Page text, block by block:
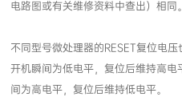
电路图或有关维修资料中查出）相同。
间为高电平，复位后维持低电平。